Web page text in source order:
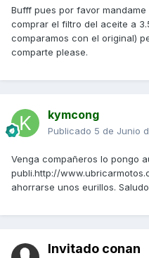
Bufff pues por favor
comprar el filtro del aceite a
comparamos con el original)
comparte please.
kymcong
Publicado 5 de Junio
Venga compañeros lo pongo
publi.http://
ahorrarse unos eurillos.
Invitado conan